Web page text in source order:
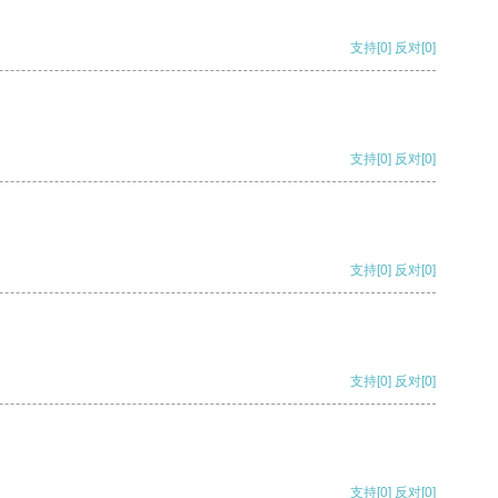
支持[0] 反对[0]
支持[0] 反对[0]
支持[0] 反对[0]
支持[0] 反对[0]
支持[0] 反对[0]